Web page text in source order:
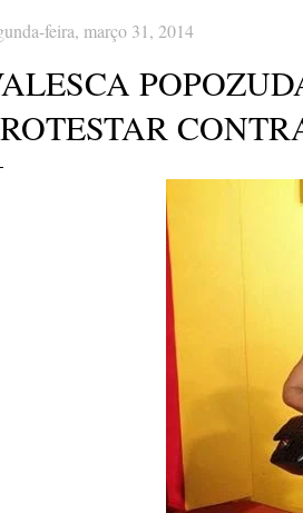
feira, março 31, 2014